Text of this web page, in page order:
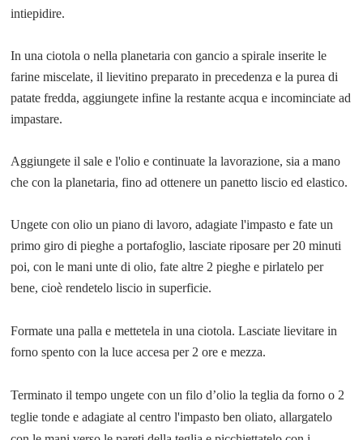
intiepidire.
In una ciotola o nella planetaria con gancio a spirale inserite le
farine miscelate, il lievitino preparato in precedenza e la purea di
patate fredda, aggiungete infine la restante acqua e incominciate ad
impastare.
Aggiungete il sale e l'olio e continuate la lavorazione, sia a mano
che con la planetaria, fino ad ottenere un panetto liscio ed elastico.
Ungete con olio un piano di lavoro, adagiate l'impasto e fate un
primo giro di pieghe a portafoglio, lasciate riposare per 20 minuti
poi, con le mani unte di olio, fate altre 2 pieghe e pirlatelo per
bene, cioè rendetelo liscio in superficie.
Formate una palla e mettetela in una ciotola. Lasciate lievitare in
forno spento con la luce accesa per 2 ore e mezza.
Terminato il tempoungete con un filo d’olio la teglia da forno o 2
teglie tonde e adagiate al centro l'impasto ben oliato,allargatelo